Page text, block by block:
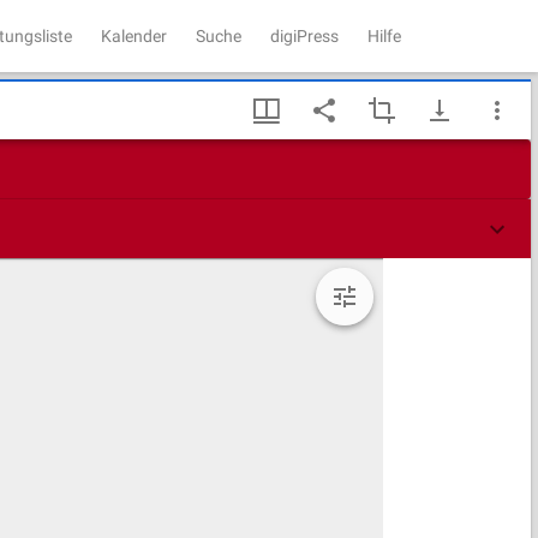
Kalender Suche digiPress Hilfe